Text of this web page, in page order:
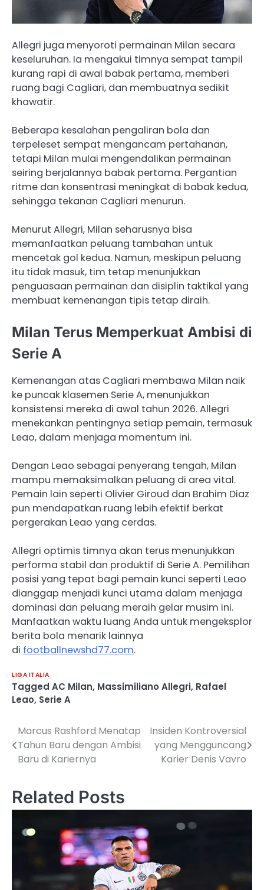
Allegri juga menyoroti permainan Milan secara
keseluruhan. Ia mengakui timnya sempat tampil
kurang rapi di awal babak pertama, memberi
ruang bagi Cagliari, dan membuatnya sedikit
khawatir.
Beberapa kesalahan pengaliran bola dan
terpeleset sempat mengancam pertahanan,
tetapi Milan mulai mengendalikan permainan
seiring berjalannya babak pertama. Pergantian
ritme dan konsentrasi meningkat di babak kedua,
sehingga tekanan Cagliari menurun.
Menurut Allegri, Milan seharusnya bisa
memanfaatkan peluang tambahan untuk
mencetak gol kedua. Namun, meskipun peluang
itu tidak masuk, tim tetap menunjukkan
penguasaan permainan dan disiplin taktikal yang
membuat kemenangan tipis tetap diraih.
Milan Terus Memperkuat Ambisi di
Serie A
Kemenangan atas Cagliari membawa Milan naik
ke puncak klasemen Serie A, menunjukkan
konsistensi mereka di awal tahun 2026. Allegri
menekankan pentingnya setiap pemain, termasuk
Leao, dalam menjaga momentum ini.
Dengan Leao sebagai penyerang tengah, Milan
mampu memaksimalkan peluang di area vital.
Pemain lain seperti Olivier Giroud dan Brahim Diaz
pun mendapatkan ruang lebih efektif berkat
pergerakan Leao yang cerdas.
Allegri optimis timnya akan terus menunjukkan
performa stabil dan produktif di Serie A. Pemilihan
posisi yang tepat bagi pemain kunci seperti Leao
dianggap menjadi kunci utama dalam menjaga
dominasi dan peluang meraih gelar musim ini.
Manfaatkan waktu luang Anda untuk mengeksplor
berita bola menarik lainnya
di footballnewshd77.com.
LIGA ITALIA
Tagged AC Milan, Massimiliano Allegri, Rafael
Leao, Serie A
Post
navigation
Marcus Rashford Menatap
Tahun Baru dengan Ambisi
Baru di Kariernya
Insiden Kontroversial
yang Mengguncang
Karier Denis Vavro
Related Posts